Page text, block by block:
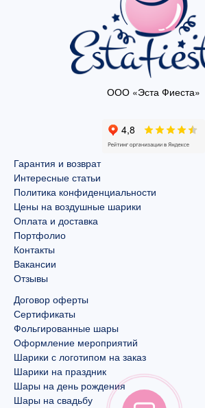
ООО «Эста Фиеста»
Гарантия и возврат
Интересные статьи
Политика конфиденциальности
Цены на воздушные шарики
Оплата и доставка
Портфолио
Контакты
Вакансии
Отзывы
Договор оферты
Сертификаты
Фольгированные шары
Оформление мероприятий
Шарики с логотипом на заказ
Шарики на праздник
Шары на день рождения
Шары на свадьбу